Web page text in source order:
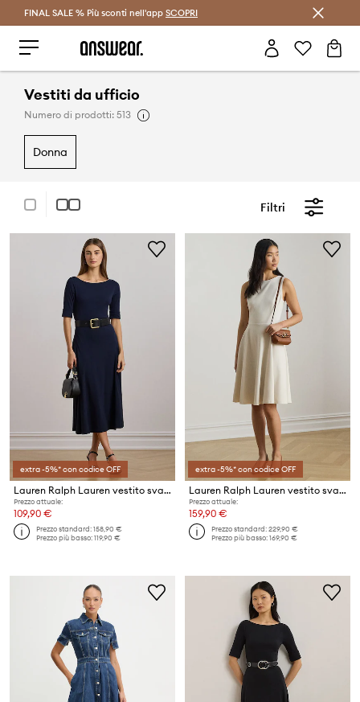
Risparmia con Answear Club >
FINAL SALE % Più sconti nell'app SCOPRI
Vestiti da ufficio
Numero di prodotti: 513
donna
Filtri
extra -5%* con codice OFF
Lauren Ralph Lauren vestito svasato con cotone
Prezzo attuale:
109,90 €
Prezzo standard:158,90 €
Prezzo più basso:119,90 €
extra -5%* con codice OFF
Lauren Ralph Lauren vestito svasato con viscosa
Prezzo attuale:
159,90 €
Prezzo standard:229,90 €
Prezzo più basso:169,90 €